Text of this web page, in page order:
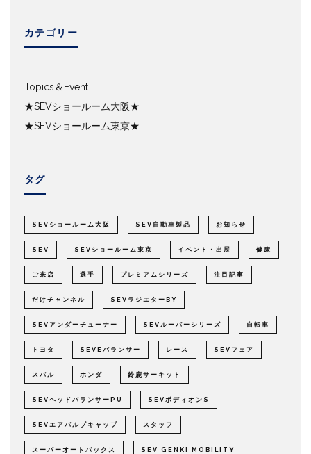
カテゴリー
Topics＆Event
★SEVショールーム大阪★
★SEVショールーム東京★
タグ
SEVショールーム大阪 SEV自動車製品 お知らせ
SEV SEVショールーム東京 イベント・出展 健康
ご来店 選手 プレミアムシリーズ 注目記事
だけチャンネル SEVラジエターBY
SEVアンダーチューナー SEVルーパーシリーズ 自転車
トヨタ SEVEバランサー レース SEVフェア
スバル ホンダ 鈴鹿サーキット
SEVヘッドバランサーPU SEVボディオンS
SEVエアバルブキャップ スタッフ
スーパーオートバックス SEV GENKI MOBILITY